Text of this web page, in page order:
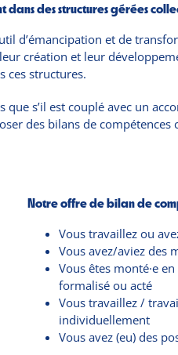
des structures gérées
d’émancipation et de
création et leur
ces structures.
que s’il est couplé avec un
des bilans de
Notre offre de bilan de
Vous travaillez ou
Vous avez/aviez des
Vous êtes monté·e
formalisé ou acté
Vous travaillez /
individuellement
Vous avez (eu) des